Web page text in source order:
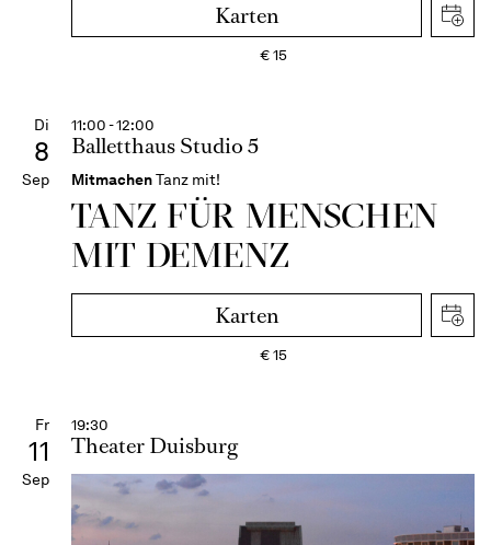
Karten
€15
Di
8
Sep
11:00 - 12:00
Balletthaus Studio 5
MitmachenTanz mit!
TANZ FÜR MENSCHEN
MIT DEMENZ
Karten
€15
Fr
11
Sep
19:30
Theater Duisburg